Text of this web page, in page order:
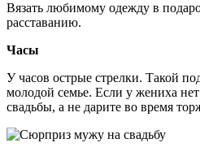
Вязать любимому одежду в
расставанию.
Часы
У часов острые стрелки. Такой
молодой семье. Если у жениха
свадьбы, а не дарите во время